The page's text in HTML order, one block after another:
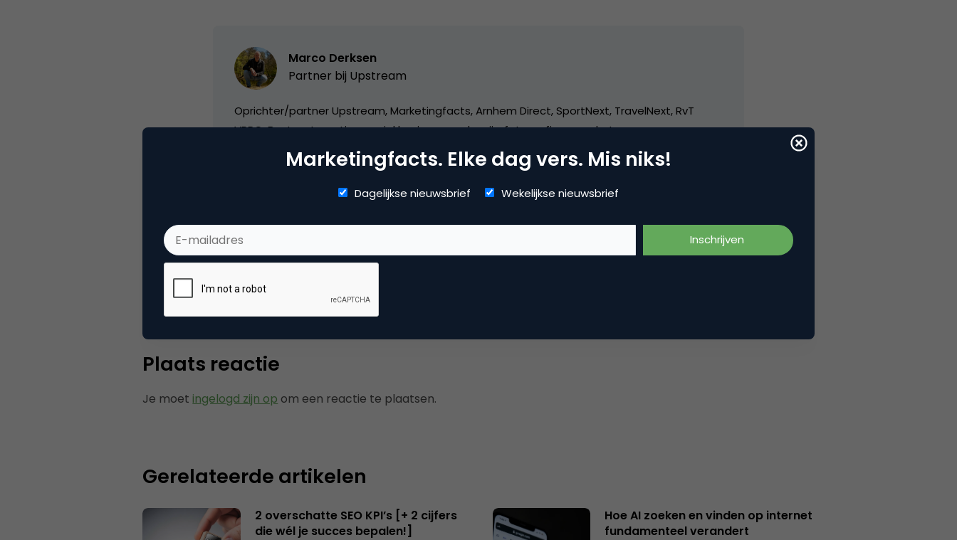
Marco Derksen
Partner bij Upstream
Oprichter/partner Upstream, Marketingfacts, Arnhem Direct, SportNext, TravelNext, RvT
VPRO, Bestuur Luxor Live, social business, onderwijs, fotografie en vader!
Categorie
Tags
Plaats reactie
Je moet ingelogd zijn op om een reactie te plaatsen.
Gerelateerde artikelen
2 overschatte SEO KPI’s [+ 2 cijfers
die wél je succes bepalen!]
Hoe AI zoeken en vinden op internet
fundamenteel verandert
Marketingfacts. Elke dag vers. Mis niks!
Dagelijkse nieuwsbrief Wekelijkse nieuwsbrief